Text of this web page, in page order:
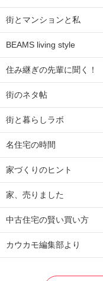
街とマンションと私
BEAMS living style
住み継ぎの先輩に聞く！
街のネタ帖
街と暮らしラボ
名住宅の時間
家づくりのヒント
家、売りました
中古住宅の賢い買い方
カウカモ編集部より